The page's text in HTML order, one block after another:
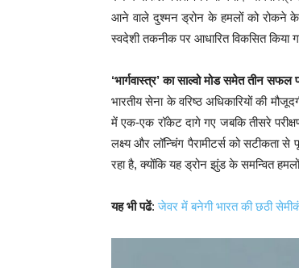
आने वाले दुश्मन ड्रोन के हमलों को रोकने के
स्वदेशी तकनीक पर आधारित विकसित किया
‘भार्गवास्त्र’ का साल्वो मोड समेत तीन सफल
भारतीय सेना के वरिष्ठ अधिकारियों की
में एक-एक रॉकेट दागे गए जबकि तीसरे
लक्ष्य और लॉन्चिंग पैरामीटर्स को सटीकता
रहा है, क्योंकि यह ड्रोन झुंड के समन्वित
यह भी पढें:जेवर में बनेगी भारत की छठी